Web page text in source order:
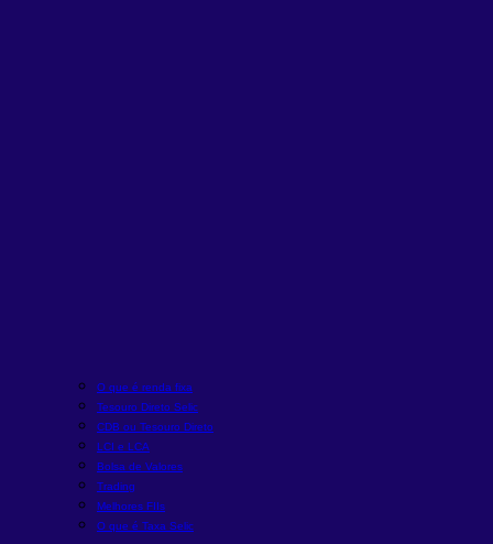
O que é renda fixa
Tesouro Direto Selic
CDB ou Tesouro Direto
LCI e LCA
Bolsa de Valores
Trading
Melhores FIIs
O que é Taxa Selic